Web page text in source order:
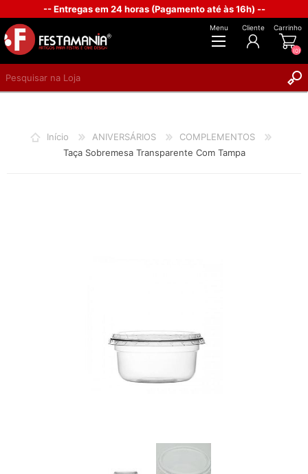
-- Entregas em 24 horas (Pagamento até às 16h) --
Menu Cliente Carrinho
(0)
Início ANIVERSÁRIOS
COMPLEMENTOS
Taça Sobremesa Transparente Com Tampa